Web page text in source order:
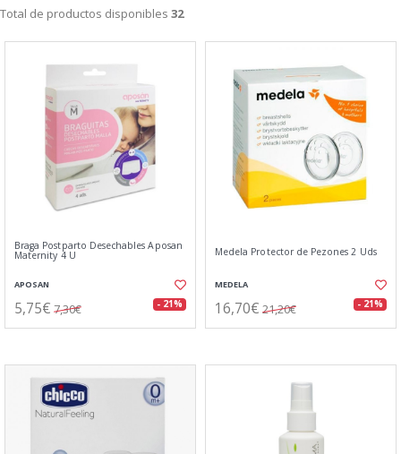
Total de productos disponibles 32
Braga Postparto Desechables Aposan
Maternity 4 U
APOSAN
5,75€ 7,30€ - 21%
Medela Protector de Pezones 2 Uds
MEDELA
16,70€ 21,20€ - 21%